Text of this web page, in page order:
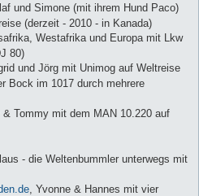
und Simone (mit ihrem Hund Paco)
(derzeit - 2010 - in Kanada)
Westafrika und Europa mit Lkw
80)
und Jörg mit Unimog auf Weltreise
Bock im 1017 durch mehrere
& Tommy mit dem MAN 10.220 auf
- die Weltenbummler unterwegs mit
, Yvonne & Hannes mit vier